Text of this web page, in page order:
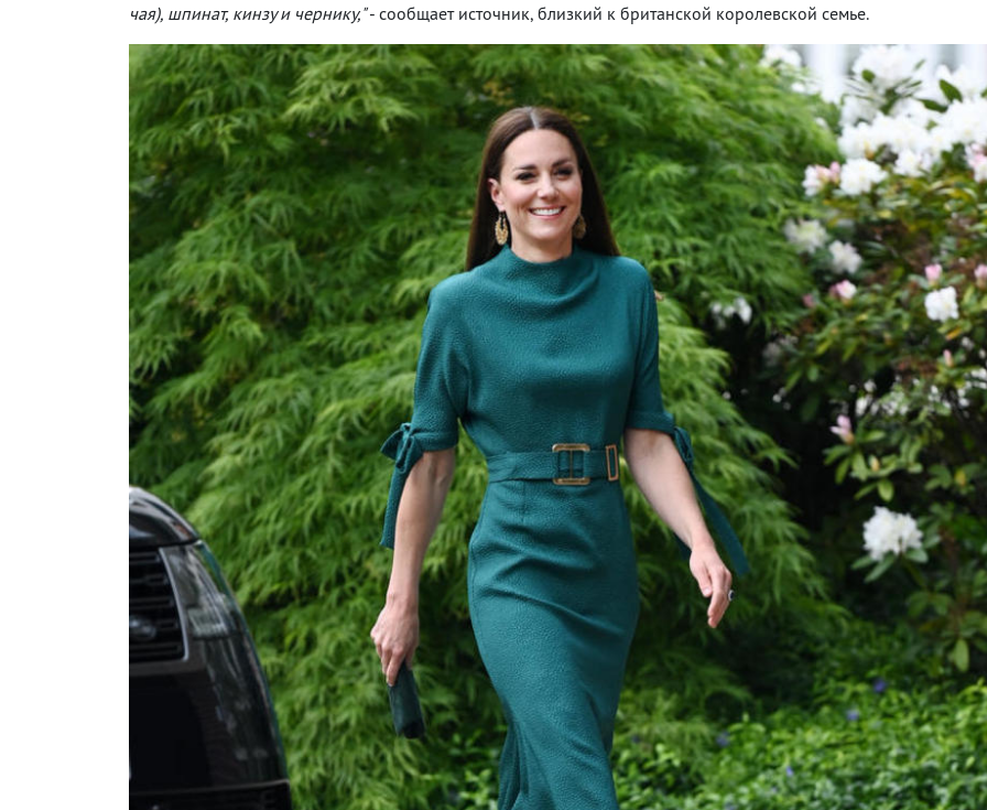
чая), шпинат, кинзу и чернику,"- сообщает источник, близкий к британской королевской семье.